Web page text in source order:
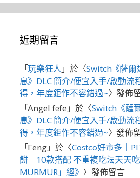
近期留言
「玩樂狂人 」於〈Switch《薩爾
息》DLC 簡介/便宜入手/啟動流
得，年度鉅作不容錯過~〉發佈
「Angel fefe 」於〈Switch《薩
息》DLC 簡介/便宜入手/啟動流
得，年度鉅作不容錯過~〉發佈
「Feng」於〈Costco好市多｜
餅｜10款搭配 不重複吃法天天
MURMUR」經》 〉發佈留言